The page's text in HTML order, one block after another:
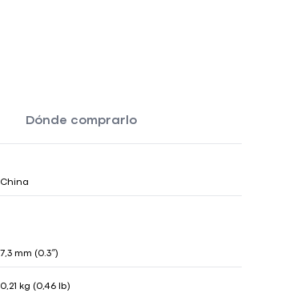
Dónde comprarlo
China
7,3 mm (0.3″)
0,21 kg (0,46 lb)